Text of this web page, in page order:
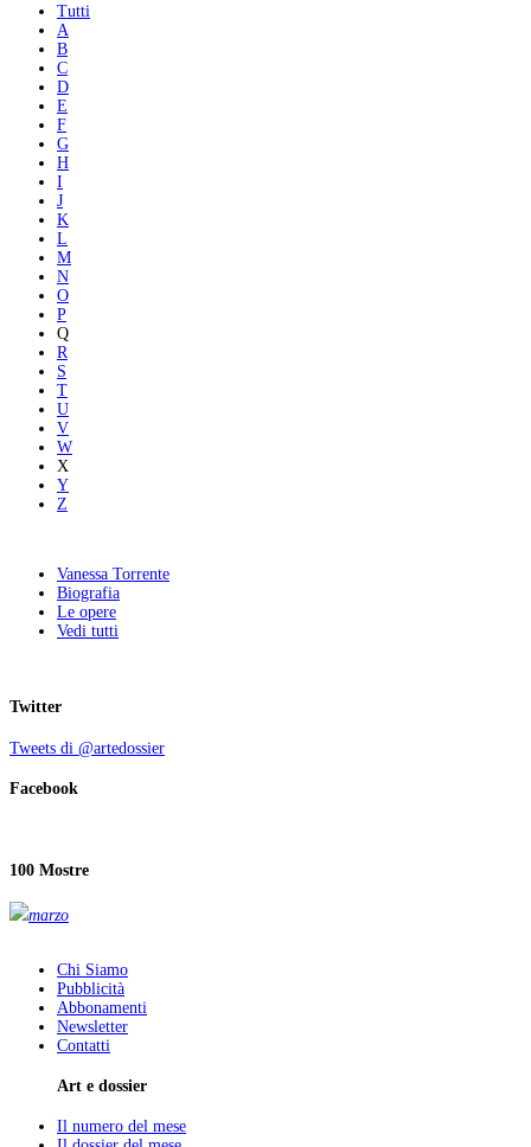
Tutti
A
B
C
D
E
F
G
H
I
J
K
L
M
N
O
P
Q
R
S
T
U
V
W
X
Y
Z
Vanessa Torrente
Biografia
Le opere
Vedi tutti
Twitter
Tweets di @artedossier
Facebook
100 Mostre
marzo
Chi Siamo
Pubblicità
Abbonamenti
Newsletter
Contatti
Art e dossier
Il numero del mese